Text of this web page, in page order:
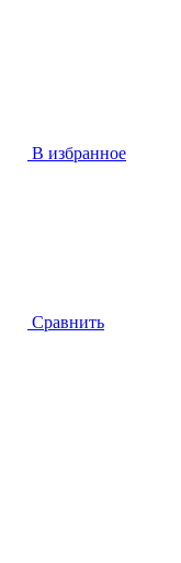
В избранное
Сравнить